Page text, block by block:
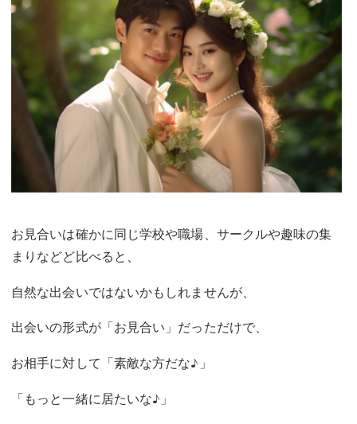
お見合いは確かに同じ学校や職場、サークルや趣味の集
まりなどど比べると、
自然な出会いではないかもしれませんが、
出会いの形式が「お見合い」だっただけで、
お相手に対して「素敵な方だな♪」
「もっと一緒に居たいな♪」